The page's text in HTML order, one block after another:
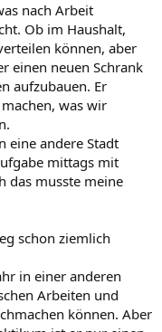
nach Arbeit
Ob im Haushalt,
können, aber
einen neuen Schrank
aufzubauen. Er
was wir
eine andere Stadt
mittags mit
das musste meine
schon ziemlich
in einer anderen
Arbeiten und
können. Aber